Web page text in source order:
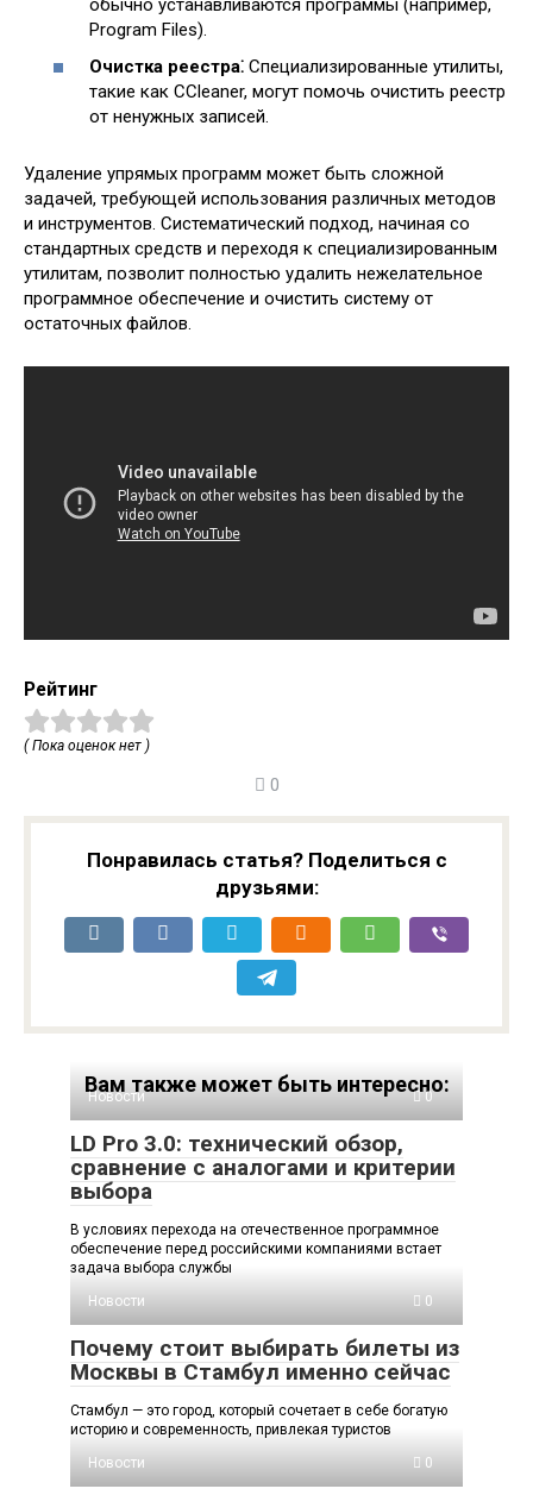
обычно устанавливаются программы (например,
Program Files).
Очистка реестра⁚ Специализированные утилиты,
такие как CCleaner, могут помочь очистить реестр
от ненужных записей.
Удаление упрямых программ может быть сложной
задачей, требующей использования различных методов
и инструментов. Систематический подход, начиная со
стандартных средств и переходя к специализированным
утилитам, позволит полностью удалить нежелательное
программное обеспечение и очистить систему от
остаточных файлов.
Рейтинг
( Пока оценок нет )
0
Понравилась статья? Поделиться с
друзьями:
Вам также может быть интересно:
Новости 0
LD Pro 3.0: технический обзор,
сравнение с аналогами и критерии
выбора
В условиях перехода на отечественное программное
обеспечение перед российскими компаниями встает
задача выбора службы
Новости
0
Почему стоит выбирать билеты из
Москвы в Стамбул именно сейчас
Стамбул — это город, который сочетает в себе богатую
историю и современность, привлекая туристов
Новости
0